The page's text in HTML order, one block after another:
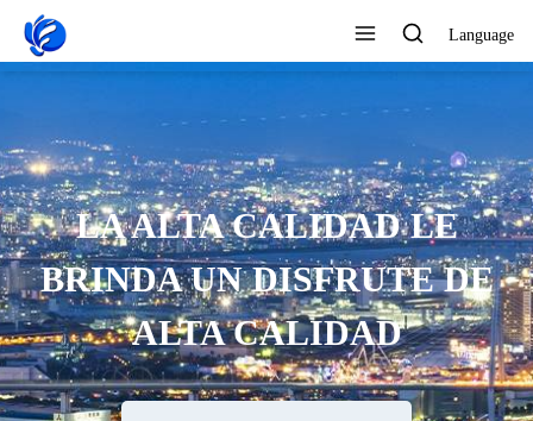
Language
SERVICIO AL CLIENTE 24
HORAS EN LÍNEA
Ver todos los productos